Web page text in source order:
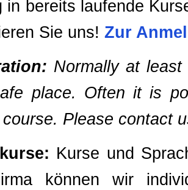
in bereits laufende
Sie uns! Zur
Normally at
place. Often it is
course. Please contact
Kurse und
können wir